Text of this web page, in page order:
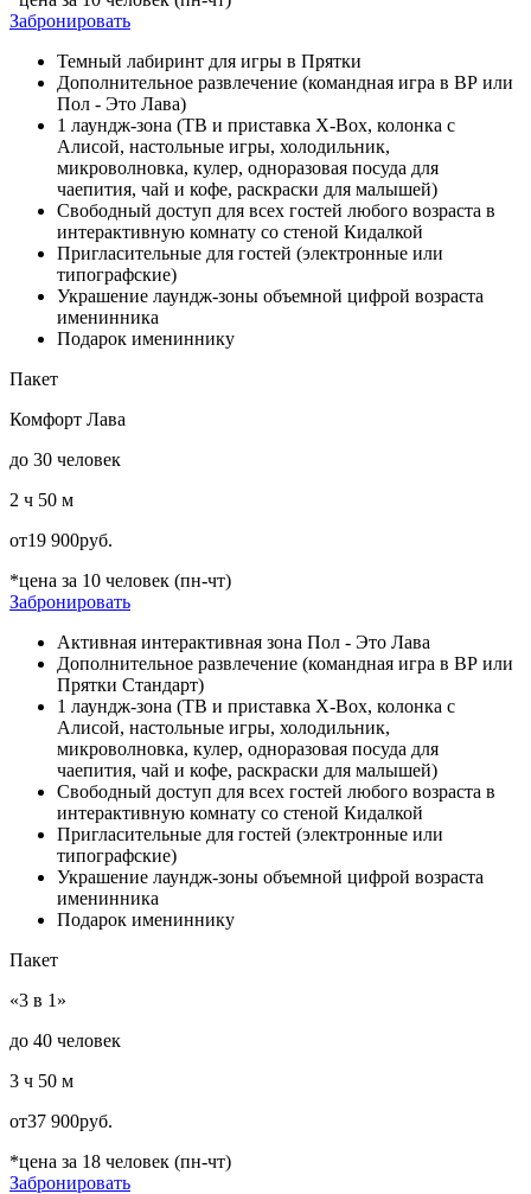
Забронировать
Темный лабиринт для игры в Прятки
Дополнительное развлечение (командная игра в ВР или
Пол - Это Лава)
1 лаундж-зона (ТВ и приставка X-Box, колонка с
Алисой, настольные игры, холодильник,
микроволновка, кулер, одноразовая посуда для
чаепития, чай и кофе, раскраски для малышей)
Свободный доступ для всех гостей любого возраста в
интерактивную комнату со стеной Кидалкой
Пригласительные для гостей (электронные или
типографские)
Украшение лаундж-зоны объемной цифрой возраста
именинника
Подарок имениннику
Пакет
Комфорт Лава
до 30 человек
2 ч 50 м
от19 900руб.
*цена за 10 человек (пн-чт)
Забронировать
Активная интерактивная зона Пол - Это Лава
Дополнительное развлечение (командная игра в ВР или
Прятки Стандарт)
1 лаундж-зона (ТВ и приставка X-Box, колонка с
Алисой, настольные игры, холодильник,
микроволновка, кулер, одноразовая посуда для
чаепития, чай и кофе, раскраски для малышей)
Свободный доступ для всех гостей любого возраста в
интерактивную комнату со стеной Кидалкой
Пригласительные для гостей (электронные или
типографские)
Украшение лаундж-зоны объемной цифрой возраста
именинника
Подарок имениннику
Пакет
«3 в 1»
до 40 человек
3 ч 50 м
от37 900руб.
*цена за 18 человек (пн-чт)
Забронировать